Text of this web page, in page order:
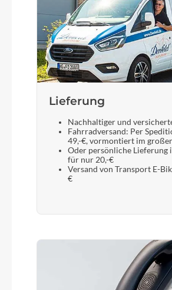
Lieferung
Nachhaltiger und
Fahrradversand: Per
49,-€, vormontiert im
Oder persönliche Lieferung
für nur 20,-€
Versand von Transport E-
€